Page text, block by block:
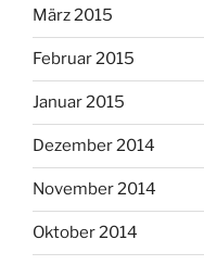
März 2015
Februar 2015
Januar 2015
Dezember 2014
November 2014
Oktober 2014